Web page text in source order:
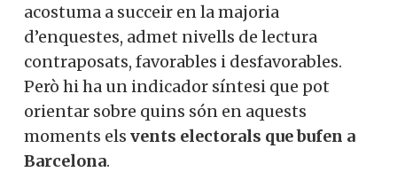
acostuma a succeir en la majoria
d’enquestes, admet nivells de lectura
contraposats, favorables i desfavorables.
Però hi ha un indicador síntesi que pot
orientar sobre quins són en aquests
moments els vents electorals que bufen a
Barcelona.